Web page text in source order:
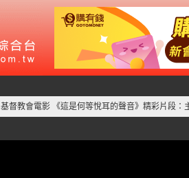
基督教會電影 《這是何等悅耳的聲音》精彩片段：